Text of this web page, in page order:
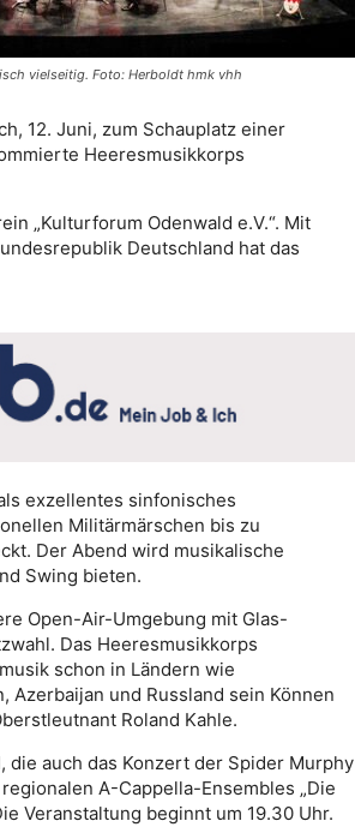
vielseitig. Foto: Herboldt hmk vhh
12. Juni, zum Schauplatz einer
Heeresmusikkorps
„Kulturforum Odenwald e.V.“. Mit
Deutschland hat das
exzellentes sinfonisches
Militärmärschen bis zu
Der Abend wird musikalische
Swing bieten.
Open-Air-Umgebung mit Glas-
Das Heeresmusikkorps
schon in Ländern wie
Azerbaijan und Russland sein Können
Roland Kahle.
auch das Konzert der Spider Murphy
A-Cappella-Ensembles „Die
Veranstaltung beginnt um 19.30 Uhr.